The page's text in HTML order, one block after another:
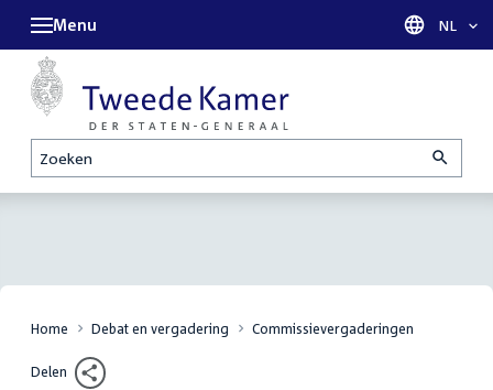
Zoeken
Menu Taal
NL
Home Debat en vergadering Commissievergaderingen
Delen